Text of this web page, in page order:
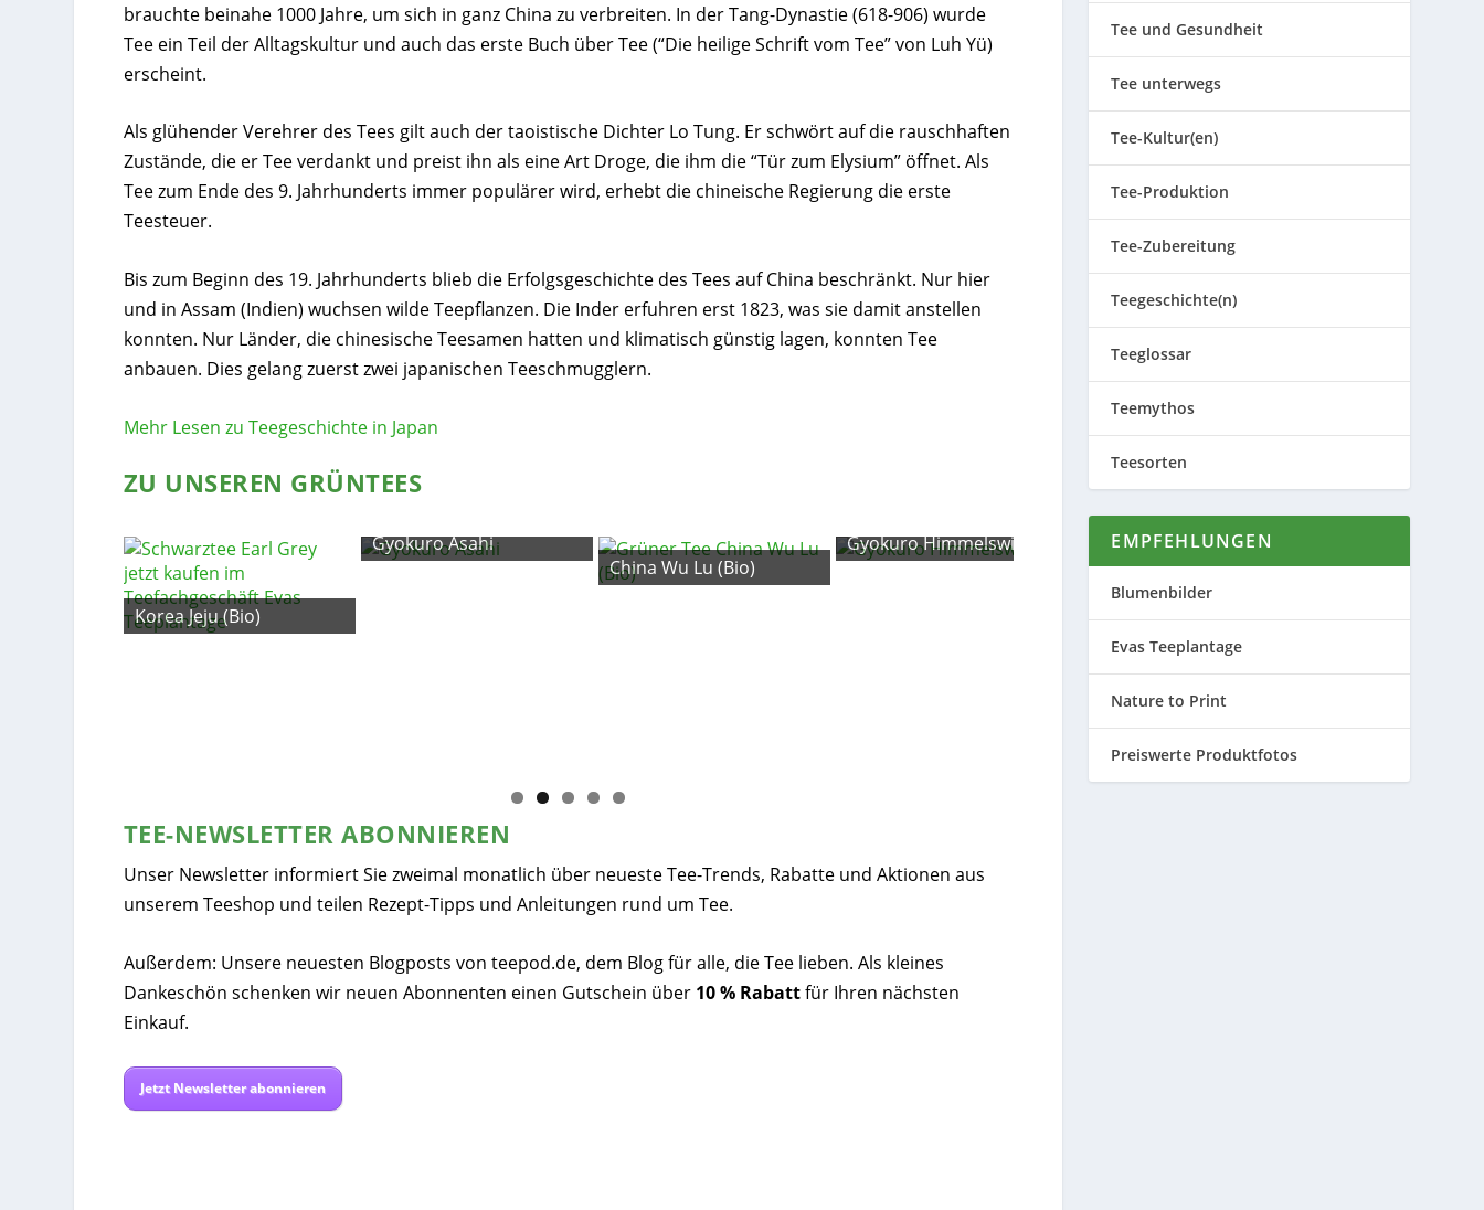
brauchte beinahe 1000 Jahre, um sich in ganz China zu verbreiten. In der Tang-Dynastie (618-906) wurde
Tee ein Teil der Alltagskultur und auch das erste Buch über Tee (“Die heilige Schrift vom Tee” von Luh Yü)
erscheint.
Als glühender Verehrer des Tees gilt auch der taoistische Dichter Lo Tung. Er schwört auf die rauschhaften
Zustände, die er Tee verdankt und preist ihn als eine Art Droge, die ihm die “Tür zum Elysium” öffnet. Als
Tee zum Ende des 9. Jahrhunderts immer populärer wird, erhebt die chineische Regierung die erste
Teesteuer.
Bis zum Beginn des 19. Jahrhunderts blieb die Erfolgsgeschichte des Tees auf China beschränkt. Nur hier
und in Assam (Indien) wuchsen wilde Teepflanzen. Die Inder erfuhren erst 1823, was sie damit anstellen
konnten. Nur Länder, die chinesische Teesamen hatten und klimatisch günstig lagen, konnten Tee
anbauen. Dies gelang zuerst zwei japanischen Teeschmugglern.
Mehr Lesen zu Teegeschichte in Japan
ZU UNSEREN GRÜNTEES
Korea Jeju (Bio)
Gyokuro Asahi
China Wu Lu (Bio)
Gyokuro Himmelswiese
Sencha Vanille
TEE-NEWSLETTER ABONNIEREN
Unser Newsletter informiert Sie zweimal monatlich über neueste Tee-Trends, Rabatte und Aktionen aus
unserem Teeshop und teilen Rezept-Tipps und Anleitungen rund um Tee.
Außerdem: Unsere neuesten Blogposts von teepod.de, dem Blog für alle, die Tee lieben. Als kleines
Dankeschön schenken wir neuen Abonnenten einen Gutschein über 10 % Rabattfür Ihren nächsten
Einkauf.
Jetzt Newsletter abonnieren
Tee und Gesundheit
Tee unterwegs
Tee-Kultur(en)
Tee-Produktion
Tee-Zubereitung
Teegeschichte(n)
Teeglossar
Teemythos
Teesorten
EMPFEHLUNGEN
Blumenbilder
Evas Teeplantage
Nature to Print
Preiswerte Produktfotos